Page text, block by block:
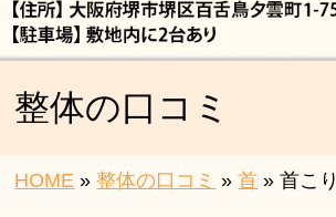
整体の口コミ
HOME » 整体の口コミ » 首 » 首こり